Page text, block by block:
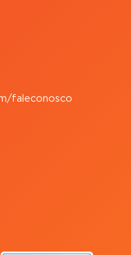
faleconosco